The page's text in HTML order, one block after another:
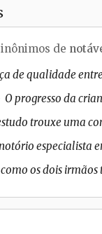
de
de qualidade
O progresso da
trouxe uma
especialista
os dois